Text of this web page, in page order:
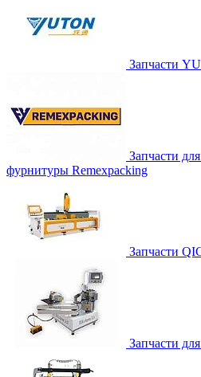
Запчасти
Запчасти
фурнитуры Remexpacking
Запчасти
Запчасти